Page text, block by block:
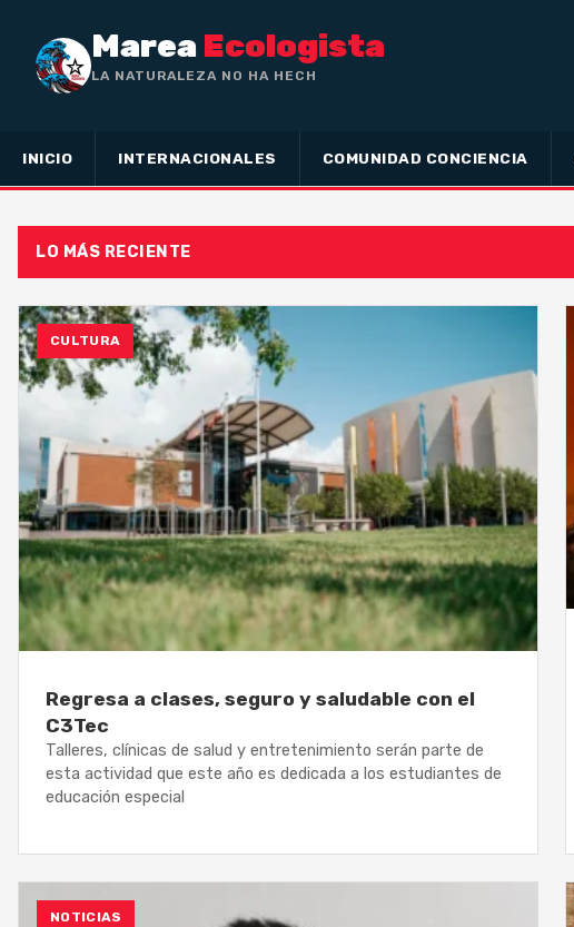
Marea Ecologista
LA NATURALEZA NO HA HECHO ESCLAVO
INICIO INTERNACIONALES COMUNIDAD CONCIENCIA
LO MÁS RECIENTE
CULTURA
Regresa a clases, seguro y saludable con el
C3Tec
Talleres, clínicas de salud y entretenimiento serán parte de
esta actividad que este año es dedicada a los estudiantes de
educación especial
NOTICIAS